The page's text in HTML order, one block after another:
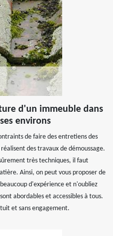
d'un immeuble dans
environs
de faire des entretiens des
des travaux de démoussage.
très techniques, il faut
Ainsi, on peut vous proposer de
d'expérience et n'oubliez
abordables et accessibles à tous.
et sans engagement.